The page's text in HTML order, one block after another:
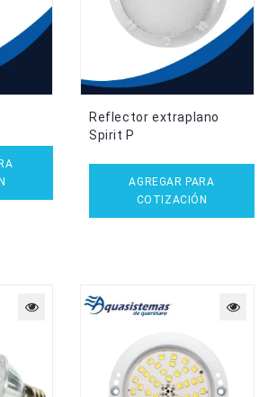
Reflector extraplano
Spirit P
AGREGAR PARA
COTIZACIÓN